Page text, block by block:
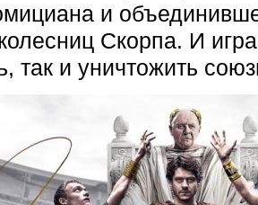
и
Скорпа. И
так и уничтожить